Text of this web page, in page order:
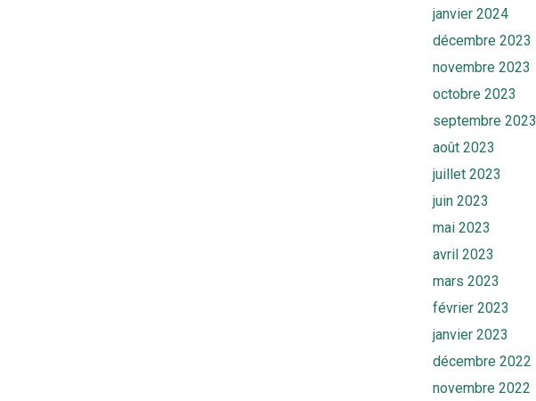
janvier 2024
décembre 2023
novembre 2023
octobre 2023
septembre 2023
août 2023
juillet 2023
juin 2023
mai 2023
avril 2023
mars 2023
février 2023
janvier 2023
décembre 2022
novembre 2022